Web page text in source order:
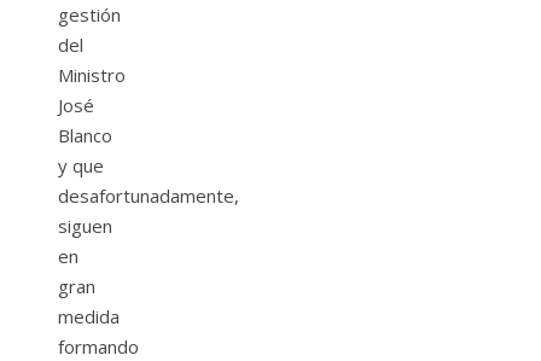
gestión
del
Ministro
José
Blanco
y que
desafortunadamente,
siguen
en
gran
medida
formando